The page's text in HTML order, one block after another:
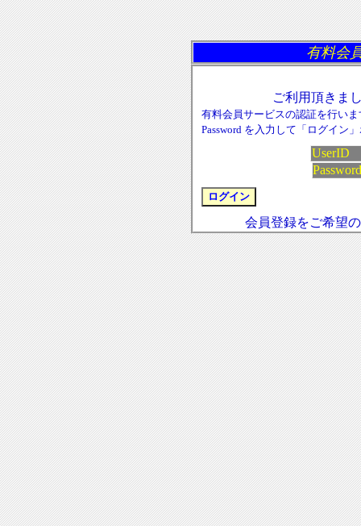
有料会
ご利用頂きま
有料会員サービスの認証を行いま
Password を入力して「ログイン
Password
会員登録をご希望